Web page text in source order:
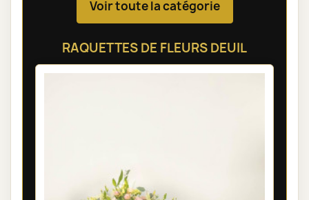
Voir toute la catégorie
RAQUETTES DE FLEURS DEUIL